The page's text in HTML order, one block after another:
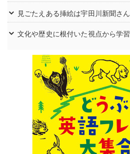
見ごたえある挿絵は宇田川新聞さん
文化や歴史に根付いた視点から学習